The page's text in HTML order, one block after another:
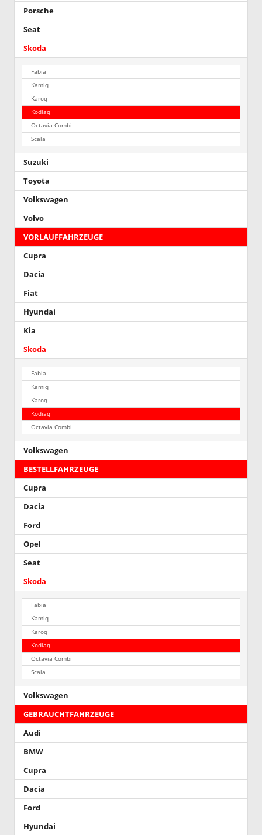
Porsche
Seat
Skoda
Fabia
Kamiq
Karoq
Kodiaq
Octavia Combi
Scala
Suzuki
Toyota
Volkswagen
Volvo
VORLAUFFAHRZEUGE
Cupra
Dacia
Fiat
Hyundai
Kia
Skoda
Fabia
Kamiq
Karoq
Kodiaq
Octavia Combi
Volkswagen
BESTELLFAHRZEUGE
Cupra
Dacia
Ford
Opel
Seat
Skoda
Fabia
Kamiq
Karoq
Kodiaq
Octavia Combi
Scala
Volkswagen
GEBRAUCHTFAHRZEUGE
Audi
BMW
Cupra
Dacia
Ford
Hyundai